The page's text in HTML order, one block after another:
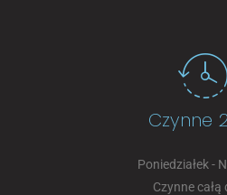
Czynne
Poniedziałek -
Czynne całą